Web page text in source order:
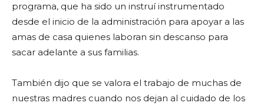
programa, que ha sido un instruí instrumentado
desde el inicio de la administración para apoyar a las
amas de casa quienes laboran sin descanso para
sacar adelante a sus familias.
También dijo que se valora el trabajo de muchas de
nuestras madres cuando nos dejan al cuidado de los